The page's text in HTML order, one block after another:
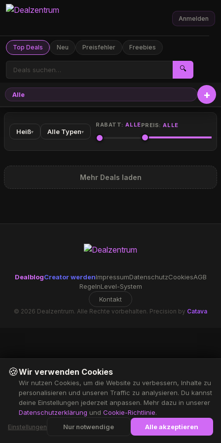
Top Deals Neu Preisfehler Freebies
🔍
Anmelden
Alle
Heiß▾ Alle Typen▾
RABATT:ALLEPREIS:ALLE
Mehr Deals laden
DealblogCreator werdenImpressumDatenschutzCookiesAGB
RegelnLevel-System
Kontakt
© 2026 Dealzentrum. Alle Rechte vorbehalten. Precision by Catava
🍪Wir verwenden Cookies
Wir nutzen Cookies, um die Website zu verbessern, Inhalte zu
personalisieren und unseren Traffic zu analysieren. Du kannst
deine Einstellungen jederzeit anpassen. Mehr dazu in unserer
Datenschutzerklärung und Cookie-Richtlinie.
Einstellungen Nur notwendige Alle akzeptieren